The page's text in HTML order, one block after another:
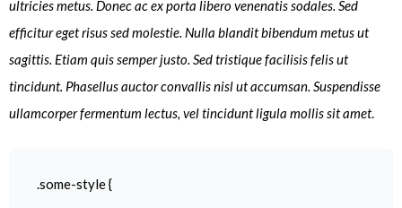
ultricies metus. Donec ac ex porta libero venenatis sodales. Sed
efficitur eget risus sed molestie. Nulla blandit bibendum metus ut
sagittis. Etiam quis semper justo. Sed tristique facilisis felis ut
tincidunt. Phasellus auctor convallis nisl ut accumsan. Suspendisse
ullamcorper fermentum lectus, vel tincidunt ligula mollis sit amet.
.some-style {